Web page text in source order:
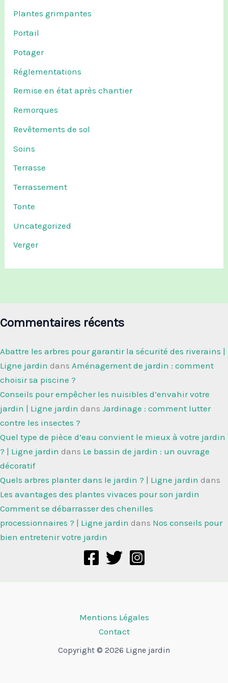
Plantes grimpantes
Portail
Potager
Réglementations
Remise en état après chantier
Remorques
Revêtements de sol
Soins
Terrasse
Terrassement
Tonte
Uncategorized
Verger
Commentaires récents
Abattre les arbres pour garantir la sécurité des riverains |
Ligne jardin dans Aménagement de jardin : comment
choisir sa piscine ?
Conseils pour empêcher les nuisibles d’envahir votre
jardin | Ligne jardin dans Jardinage : comment lutter
contre les insectes ?
Quel type de pièce d’eau convient le mieux à votre jardin
? | Ligne jardin dans Le bassin de jardin : un ouvrage
décoratif
Quels arbres planter dans le jardin ? | Ligne jardin dans
Les avantages des plantes vivaces pour son jardin
Comment se débarrasser des chenilles
processionnaires ? | Ligne jardin dans Nos conseils pour
bien entretenir votre jardin
Mentions Légales
Contact
Copyright © 2026 Ligne jardin